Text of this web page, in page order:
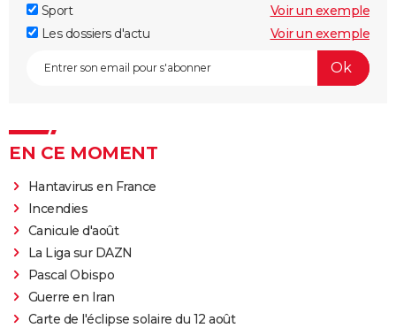
Sport
Voir un exemple
Les dossiers d'actu
Voir un exemple
EN CE MOMENT
Hantavirus en France
Incendies
Canicule d'août
La Liga sur DAZN
Pascal Obispo
Guerre en Iran
Carte de l'éclipse solaire du 12 août